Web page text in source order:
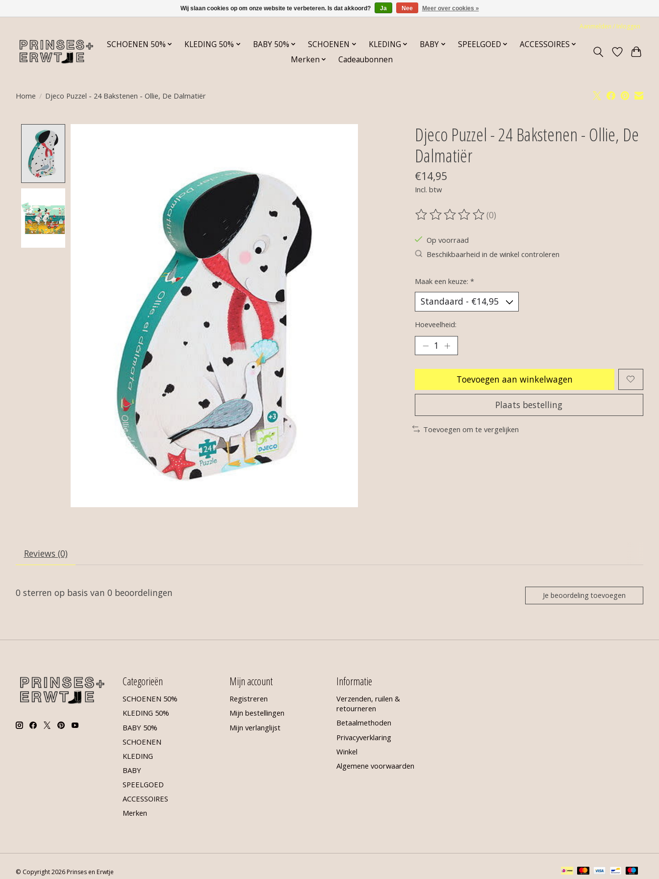
Aanmelden / Inloggen
SCHOENEN 50% KLEDING 50% BABY 50% SCHOENEN KLEDING BABY SPEELGOED
ACCESSOIRES
Merken
Cadeaubonnen
Home / Djeco Puzzel - 24 Bakstenen - Ollie, De Dalmatiër
Djeco Puzzel - 24 Bakstenen - Ollie, De
Dalmatiër
€14,95
Incl. btw
De beoordeling van dit product is
(0)
Op voorraad
Beschikbaarheid in de winkel controleren
Maak een keuze: *
Hoeveelheid:
Toevoegen aan winkelwagen
Plaats bestelling
Toevoegen om te vergelijken
Reviews (0)
0 sterren op basis van 0 beoordelingen Je beoordeling toevoegen
Categorieën
SCHOENEN 50%
KLEDING 50%
BABY 50%
SCHOENEN
KLEDING
BABY
SPEELGOED
ACCESSOIRES
Merken
Mijn account
Registreren
Mijn bestellingen
Mijn verlanglijst
Informatie
Verzenden, ruilen &
retourneren
Betaalmethoden
Privacyverklaring
Winkel
Algemene voorwaarden
© Copyright 2026 Prinses en Erwtje
Wij slaan cookies op om onze website te verbeteren. Is dat akkoord? Ja Nee Meer over cookies »